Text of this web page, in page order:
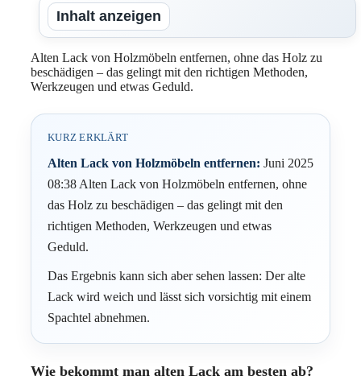
Inhalt anzeigen
Alten Lack von Holzmöbeln entfernen, ohne das Holz zu
beschädigen – das gelingt mit den richtigen Methoden,
Werkzeugen und etwas Geduld.
KURZ ERKLÄRT
Alten Lack von Holzmöbeln entfernen: Juni 2025
08:38 Alten Lack von Holzmöbeln entfernen, ohne
das Holz zu beschädigen – das gelingt mit den
richtigen Methoden, Werkzeugen und etwas
Geduld.
Das Ergebnis kann sich aber sehen lassen: Der alte
Lack wird weich und lässt sich vorsichtig mit einem
Spachtel abnehmen.
Wie bekommt man alten Lack am besten ab?